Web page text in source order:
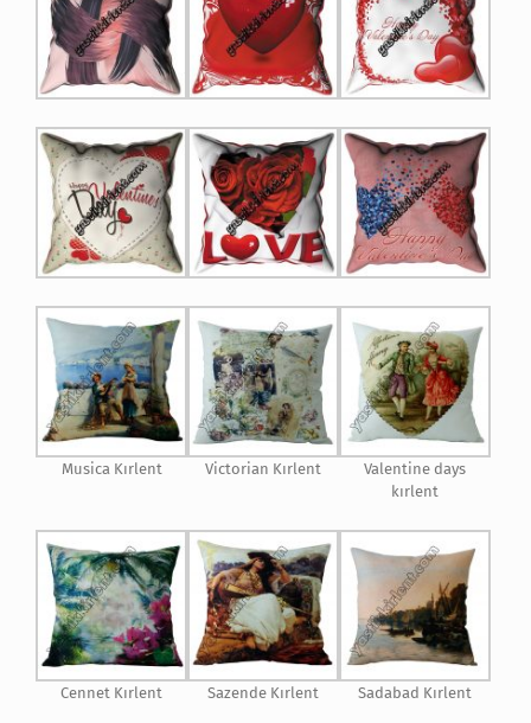
Musica Kırlent Victorian Kırlent
Valentine days
kırlent
Cennet Kırlent Sazende Kırlent Sadabad Kırlent